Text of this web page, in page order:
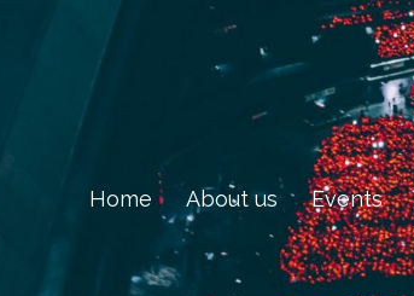
Home About us Events